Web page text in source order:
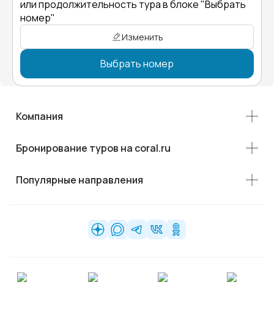
или продолжительность тура в блоке "Выбрать
номер"
Изменить
Выбрать номер
Компания
Бронирование туров на coral.ru
Популярные направления